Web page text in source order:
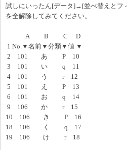
試しにいったん[データ]→[並べ替えとフ
を全解除してみてください。
A B C D
1 No.▼名前▼分類▼値 ▼
2 101 あ P 10
3 101 い q 11
4 101 う r 12
5 101 え P 13
6 101 お q 14
9 106 か r 15
10 106 き P 16
18 106 く q 17
19 106 け r 18